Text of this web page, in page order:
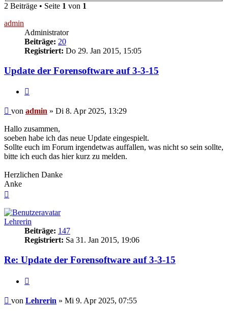
2 Beiträge • Seite 1 von 1
admin
Administrator
Beiträge: 20
Registriert: Do 29. Jan 2015, 15:05
Update der Forensoftware auf 3-3-15
Beitrag
von admin » Di 8. Apr 2025, 13:29
Hallo zusammen,
soeben habe ich das neue Update eingespielt.
Sollte euch im Forum irgendetwas auffallen, was nicht so sein sollte,
bitte ich euch das hier kurz zu melden.
Herzlichen Danke
Anke
Lehrerin
Beiträge: 147
Registriert: Sa 31. Jan 2015, 19:06
Re: Update der Forensoftware auf 3-3-15
Beitrag
von Lehrerin » Mi 9. Apr 2025, 07:55